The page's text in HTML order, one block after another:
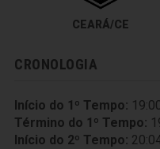
CEARÁ/CE
CRONOLOGIA
Início do 1º Tempo:
Término do 1º Tempo:
Início do 2º Tempo: